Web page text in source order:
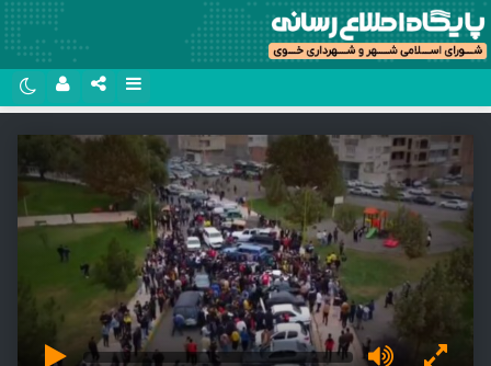
سروش
ایتا
آپارات
اپلیکیشن
رمز عبور
مرا به خاطر بسپار